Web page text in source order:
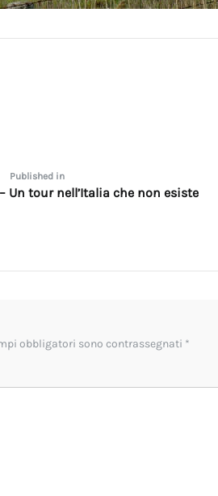
Published in
Un tour nell’Italia che non esiste
obbligatori sono contrassegnati *